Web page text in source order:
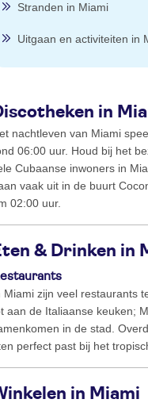
Stranden in Miami
Uitgaan en activiteiten in
in
nachtleven van Miami
06:00 uur. Houd bij het
Cubaanse inwoners in
vaak uit in de buurt
02:00 uur.
& Drinken in
Miami zijn veel restaurants
aan de Italiaanse keuken;
in de stad.
perfect past bij het
in Miami